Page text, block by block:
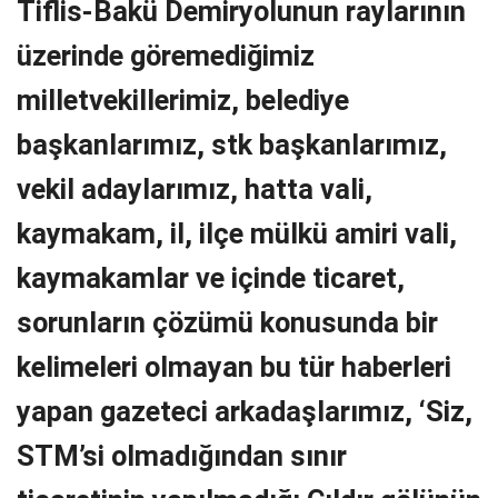
Tiflis-Bakü Demiryolunun raylarının
üzerinde göremediğimiz
milletvekillerimiz, belediye
başkanlarımız, stk başkanlarımız,
vekil adaylarımız, hatta vali,
kaymakam, il, ilçe mülkü amiri vali,
kaymakamlar ve içinde ticaret,
sorunların çözümü konusunda bir
kelimeleri olmayan bu tür haberleri
yapan gazeteci arkadaşlarımız, ‘Siz,
STM’si olmadığından sınır